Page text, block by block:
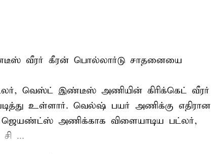
வீரர் கீரன் பொல்லார்டு சாதனையை
வெஸ்ட் இண்டீஸ் அணியின் கிரிக்கெட் வீரர்
உள்ளார். வெல்ஷ் பயர் அணிக்கு எதிரான
ஜெயண்ட்ஸ் அணிக்காக விளையாடிய பட்லர்,
...